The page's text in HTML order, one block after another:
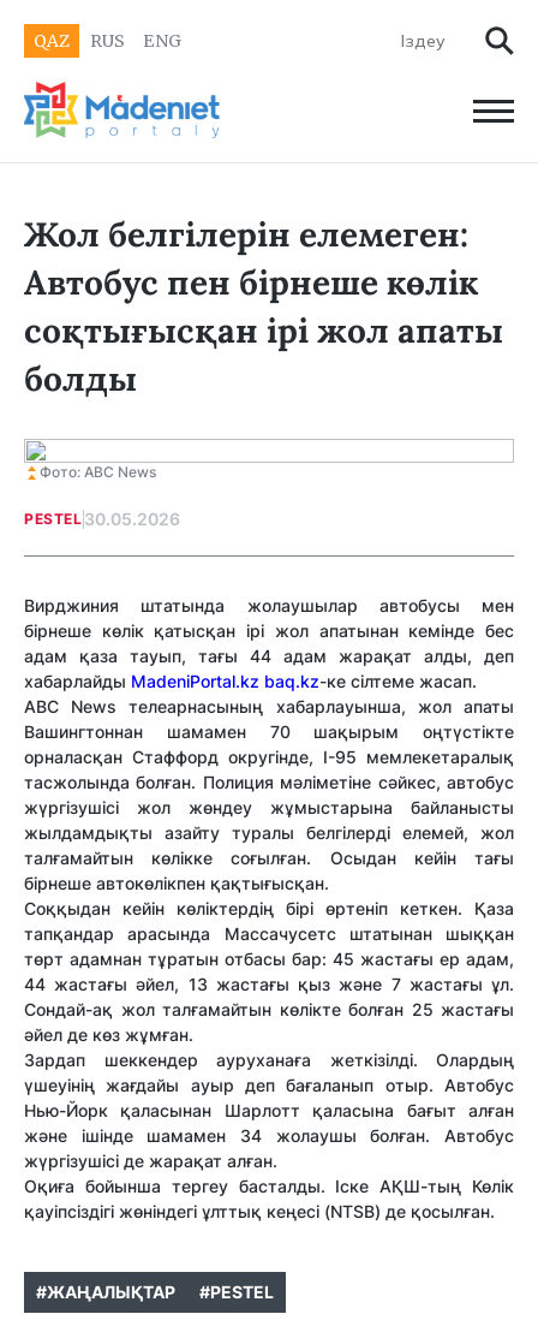
QAZ RUS ENG
Жол белгілерін елемеген:
Автобус пен бірнеше көлік
соқтығысқан ірі жол апаты
болды
Фото: ABC News
PESTEL 30.05.2026
Вирджиния штатында жолаушылар автобусы мен
бірнеше көлік қатысқан ірі жол апатынан кемінде бес
адам қаза тауып, тағы 44 адам жарақат алды, деп
хабарлайды MadeniPortal.kz baq.kz-ке сілтеме жасап.
ABC News телеарнасының хабарлауынша, жол апаты
Вашингтоннан шамамен 70 шақырым оңтүстікте
орналасқан Стаффорд округінде, I-95 мемлекетаралық
тасжолында болған. Полиция мәліметіне сәйкес, автобус
жүргізушісі жол жөндеу жұмыстарына байланысты
жылдамдықты азайту туралы белгілерді елемей, жол
талғамайтын көлікке соғылған. Осыдан кейін тағы
бірнеше автокөлікпен қақтығысқан.
Соққыдан кейін көліктердің бірі өртеніп кеткен. Қаза
тапқандар арасында Массачусетс штатынан шыққан
төрт адамнан тұратын отбасы бар: 45 жастағы ер адам,
44 жастағы әйел, 13 жастағы қыз және 7 жастағы ұл.
Сондай-ақ жол талғамайтын көлікте болған 25 жастағы
әйел де көз жұмған.
Зардап шеккендер ауруханаға жеткізілді. Олардың
үшеуінің жағдайы ауыр деп бағаланып отыр. Автобус
Нью-Йорк қаласынан Шарлотт қаласына бағыт алған
және ішінде шамамен 34 жолаушы болған. Автобус
жүргізушісі де жарақат алған.
Оқиға бойынша тергеу басталды. Іске АҚШ-тың Көлік
қауіпсіздігі жөніндегі ұлттық кеңесі (NTSB) де қосылған.
#ЖАҢАЛЫҚТАР #PESTEL